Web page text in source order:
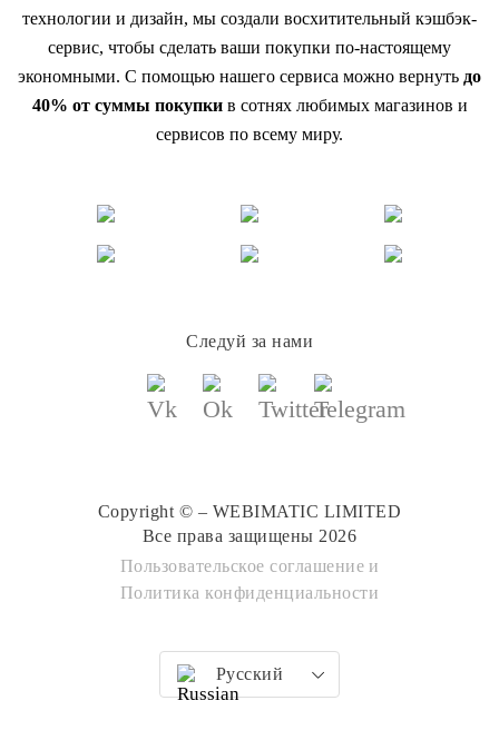
технологии и дизайн, мы создали восхитительный кэшбэк-
сервис, чтобы сделать ваши покупки по-настоящему
экономными. С помощью нашего сервиса можно вернуть до
40% от суммы покупкив сотнях любимых магазинов и
сервисов по всему миру.
Следуй за нами
Copyright © – WEBIMATIC LIMITED
Все права защищены 2026
Пользовательское соглашение и
Политика конфиденциальности
Русский